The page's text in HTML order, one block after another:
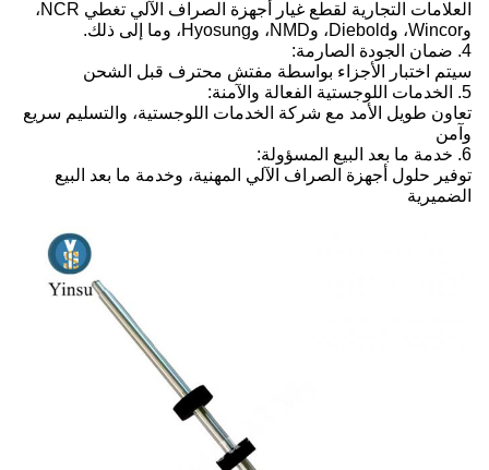
العلامات التجارية لقطع غيار أجهزة الصراف الآلي تغطي NCR،
وWincor، وDiebold، وNMD، وHyosung، وما إلى ذلك.
4. ضمان الجودة الصارمة:
سيتم اختبار الأجزاء بواسطة مفتش محترف قبل الشحن
5. الخدمات اللوجستية الفعالة والآمنة:
تعاون طويل الأمد مع شركة الخدمات اللوجستية، والتسليم سريع
وآمن
6. خدمة ما بعد البيع المسؤولة:
توفير حلول أجهزة الصراف الآلي المهنية، وخدمة ما بعد البيع
الضميرية